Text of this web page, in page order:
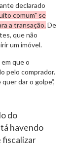
declarado
comum" se
a transação.De
que não
um imóvel.
que o
pelo comprador.
dar o golpe”,
do
havendo
fiscalizar